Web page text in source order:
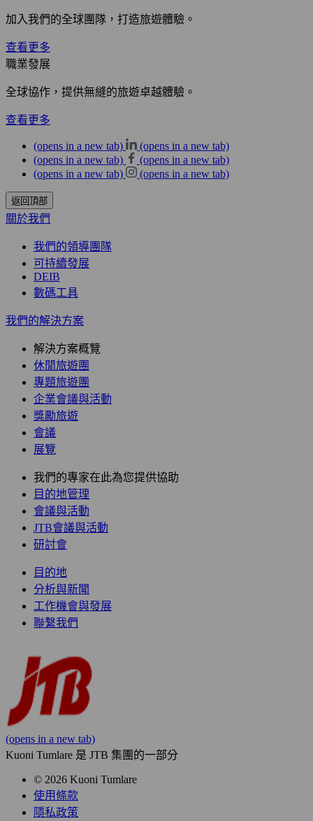
加入我們的全球團隊，打造旅遊體驗。
查看更多
職業發展
全球協作，提供無縫的旅遊卓越體驗。
查看更多
(opens in a new tab)
(opens in a new tab)
(opens in a new tab)
(opens in a new tab)
(opens in a new tab)
(opens in a new tab)
返回頂部
關於我們
我們的領導團隊
可持續發展
DEIB
數碼工具
我們的解決方案
解決方案概覽
休閒旅遊團
專題旅遊團
企業會議與活動
獎勵旅遊
會議
展覽
我們的專家在此為您提供協助
目的地管理
會議與活動
JTB會議與活動
研討會
目的地
分析與新聞
工作機會與發展
聯繫我們
(opens in a new tab)
Kuoni Tumlare 是 JTB 集團的一部分
© 2026 Kuoni Tumlare
使用條款
隱私政策